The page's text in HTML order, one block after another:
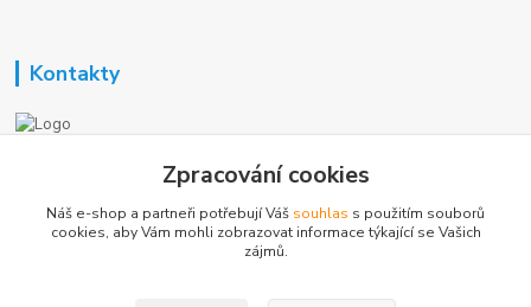
Kontakty
+420 723 362 738
Zpracování cookies
Náš e-shop a partneři potřebují Váš souhlas s použitím souborů
cookies, aby Vám mohli zobrazovat informace týkající se Vašich
zájmů.